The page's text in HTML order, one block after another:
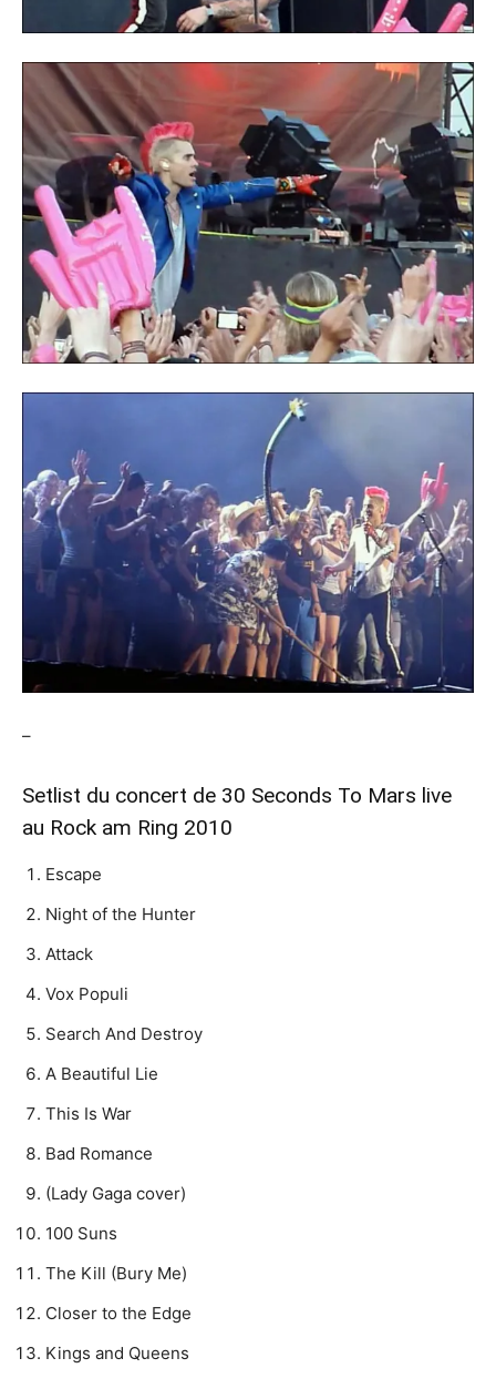
–
Setlist du concert de 30 Seconds To Mars live
au Rock am Ring 2010
Escape
Night of the Hunter
Attack
Vox Populi
Search And Destroy
A Beautiful Lie
This Is War
Bad Romance
(Lady Gaga cover)
100 Suns
The Kill (Bury Me)
Closer to the Edge
Kings and Queens